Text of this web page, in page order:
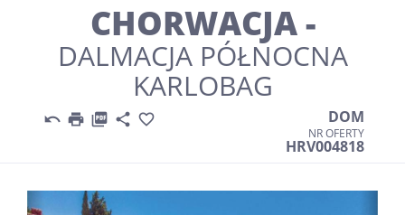
CHORWACJA -
DALMACJA PÓŁNOCNA
KARLOBAG
     DOM
NR OFERTY
HRV004818
Previous